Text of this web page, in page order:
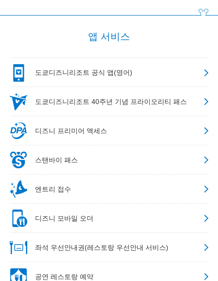
앱 서비스
도쿄디즈니리조트 공식 앱(영어)
도쿄디즈니리조트 40주년 기념 프라이오리티 패스
디즈니 프리미어 액세스
스탠바이 패스
엔트리 접수
디즈니 모바일 오더
좌석 우선안내권(레스토랑 우선안내 서비스)
공연 레스토랑 예약